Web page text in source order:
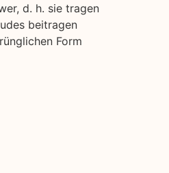
d. h. sie tragen
beitragen
Form